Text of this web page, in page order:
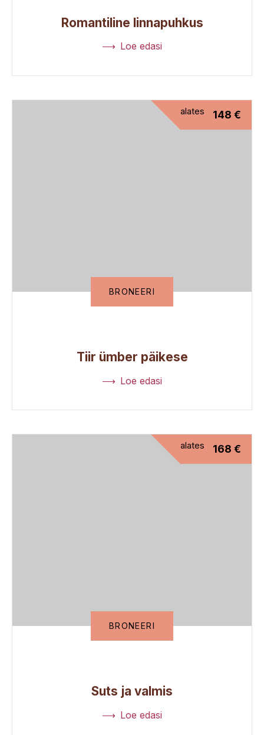
Romantiline linnapuhkus
Loe edasi
BRONEERI
alates 148 €
Tiir ümber päikese
Loe edasi
BRONEERI
alates 168 €
Suts ja valmis
Loe edasi